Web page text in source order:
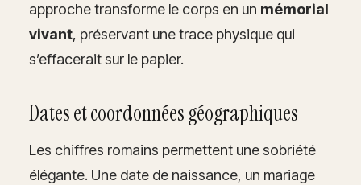
approche transforme le corps en un mémorial
vivant, préservant une trace physique qui
s’effacerait sur le papier.
Dates et coordonnées géographiques
Les chiffres romains permettent une sobriété
élégante. Une date de naissance, un mariage